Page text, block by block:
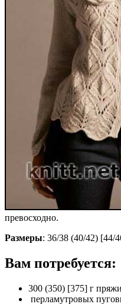
превосходно.
Размеры: 36/38 (40/42) [44/
Вам потребуется:
300 (350) [375] г
перламутровых